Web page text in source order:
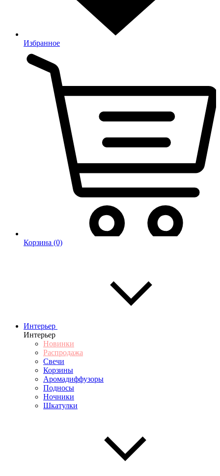
Избранное
Корзина (0)
Интерьер
Интерьер
Новинки
Распродажа
Свечи
Корзины
Аромадиффузоры
Подносы
Ночники
Шкатулки